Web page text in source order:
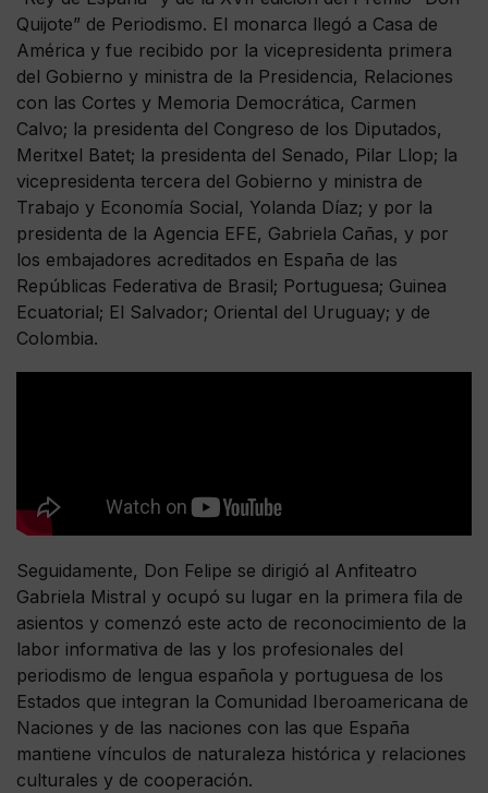
Quijote” de Periodismo. El monarca llegó a Casa de
América y fue recibido por la vicepresidenta primera
del Gobierno y ministra de la Presidencia, Relaciones
con las Cortes y Memoria Democrática, Carmen
Calvo; la presidenta del Congreso de los Diputados,
Meritxel Batet; la presidenta del Senado, Pilar Llop; la
vicepresidenta tercera del Gobierno y ministra de
Trabajo y Economía Social, Yolanda Díaz; y por la
presidenta de la Agencia EFE, Gabriela Cañas, y por
los embajadores acreditados en España de las
Repúblicas Federativa de Brasil; Portuguesa; Guinea
Ecuatorial; El Salvador; Oriental del Uruguay; y de
Colombia.
Seguidamente, Don Felipe se dirigió al Anfiteatro
Gabriela Mistral y ocupó su lugar en la primera fila de
asientos y comenzó este acto de reconocimiento de la
labor informativa de las y los profesionales del
periodismo de lengua española y portuguesa de los
Estados que integran la Comunidad Iberoamericana de
Naciones y de las naciones con las que España
mantiene vínculos de naturaleza histórica y relaciones
culturales y de cooperación.